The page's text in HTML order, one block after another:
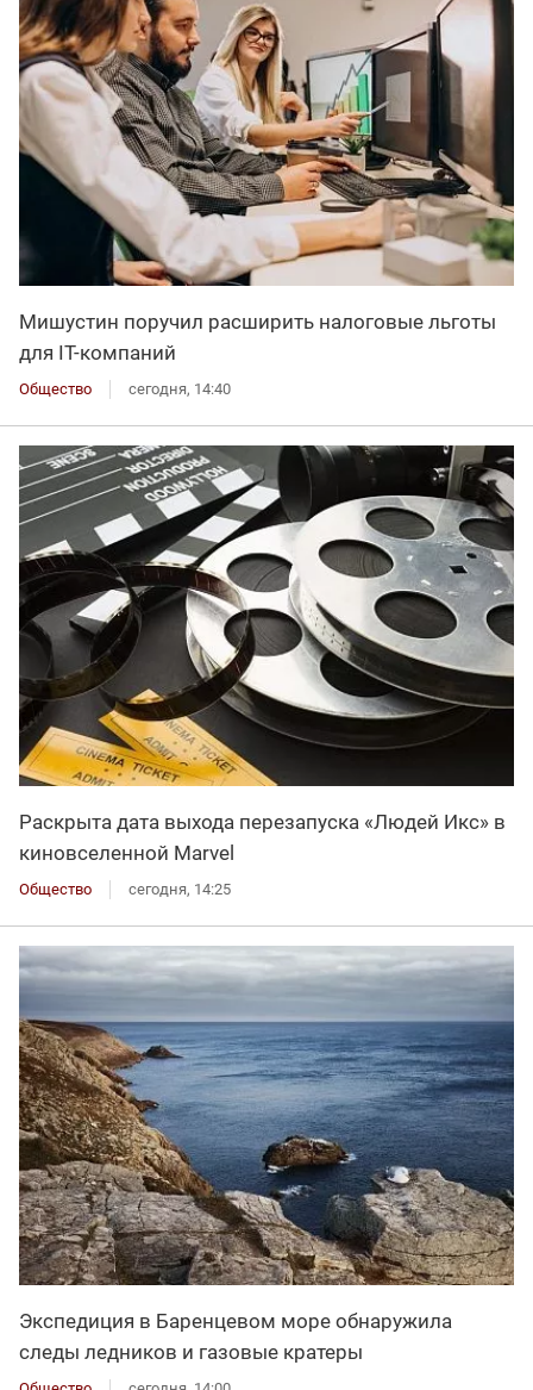
Мишустин поручил расширить налоговые льготы
для IT-компаний
Общество сегодня, 14:40
Раскрыта дата выхода перезапуска «Людей Икс» в
киновселенной Marvel
Общество сегодня, 14:25
Экспедиция в Баренцевом море обнаружила
следы ледников и газовые кратеры